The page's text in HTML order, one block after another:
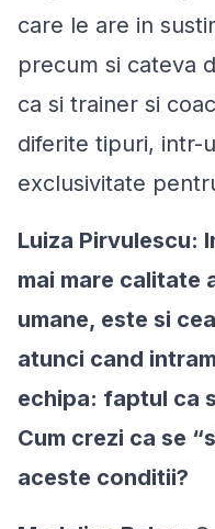
care le are in
precum si cateva
ca si trainer si
diferite tipuri, intr-
exclusivitate
Luiza Pirvulescu:
mai mare calitate
umane, este si
atunci cand
echipa: faptul ca
Cum crezi ca se
aceste conditii?